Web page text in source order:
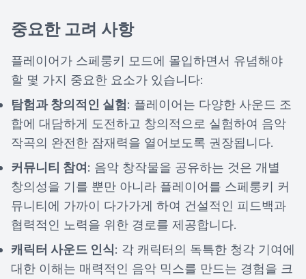
중요한 고려 사항
플레이어가 스페룽키 모드에 몰입하면서 유념해야
할 몇 가지 중요한 요소가 있습니다:
탐험과 창의적인 실험: 플레이어는 다양한 사운드 조
합에 대담하게 도전하고 창의적으로 실험하여 음악
작곡의 완전한 잠재력을 열어보도록 권장됩니다.
커뮤니티 참여 : 음악 창작물을 공유하는 것은 개별
창의성을 기를 뿐만 아니라 플레이어를 스페룽키 커
뮤니티에 가까이 다가가게 하여 건설적인 피드백과
협력적인 노력을 위한 경로를 제공합니다.
캐릭터 사운드 인식: 각 캐릭터의 독특한 청각 기여에
대한 이해는 매력적인 음악 믹스를 만드는 경험을 크